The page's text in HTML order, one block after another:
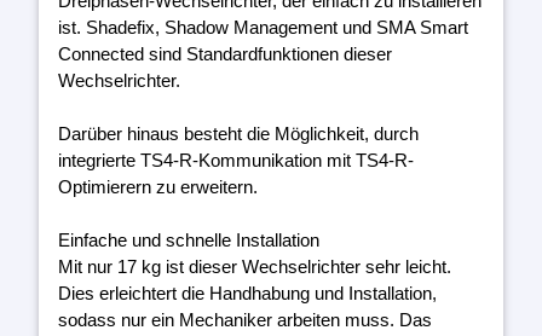
ist. Shadefix, Shadow Management und SMA Smart
Connected sind Standardfunktionen dieser
Wechselrichter.
Darüber hinaus besteht die Möglichkeit, durch
integrierte TS4-R-Kommunikation mit TS4-R-
Optimierern zu erweitern.
Einfache und schnelle Installation
Mit nur 17 kg ist dieser Wechselrichter sehr leicht.
Dies erleichtert die Handhabung und Installation,
sodass nur ein Mechaniker arbeiten muss. Das